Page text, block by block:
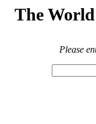
The
Please